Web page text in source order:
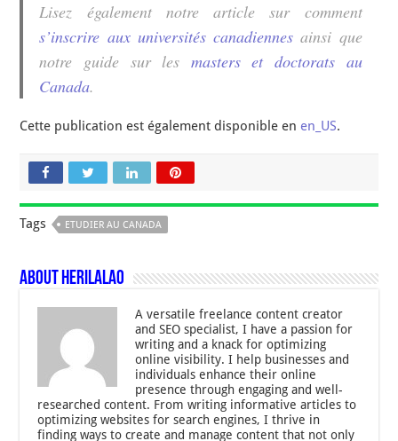
Lisez également notre article sur comment
s’inscrire aux universités canadiennes ainsi que
notre guide sur les masters et doctorats au
Canada.
Cette publication est également disponible en en_US.
Tags ETUDIER AU CANADA
About Herilalao
A versatile freelance content creator
and SEO specialist, I have a passion for
writing and a knack for optimizing
online visibility. I help businesses and
individuals enhance their online
presence through engaging and well-
researched content. From writing informative articles to
optimizing websites for search engines, I thrive in
finding ways to create and manage content that not only